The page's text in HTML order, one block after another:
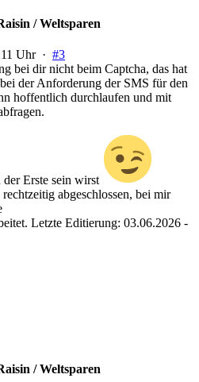
/ Weltsparen
Uhr · #3
bei dir nicht beim Captcha, das hat
der Anforderung der SMS für den
hoffentlich durchlaufen und mit
Erste sein wirst
abgeschlossen, bei mir
Letzte Editierung: 03.06.2026 -
/ Weltsparen